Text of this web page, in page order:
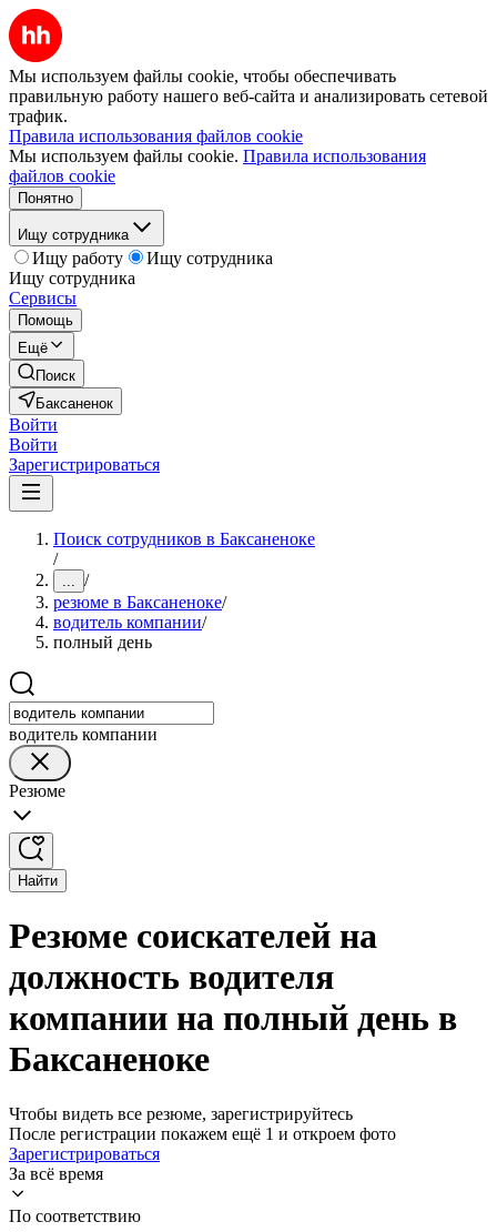
Мы используем файлы cookie, чтобы обеспечивать
правильную работу нашего веб-сайта и анализировать сетевой
трафик.
Правила использования файлов cookie
Мы используем файлы cookie. Правила использования
файлов cookie
Понятно
Ищу сотрудника
Ищу работу
Ищу сотрудника
Ищу сотрудника
Сервисы
Помощь
Ещё
Поиск
Баксаненок
Войти
Войти
Зарегистрироваться
Поиск сотрудников в Баксаненоке
/
... /
резюме в Баксаненоке/
водитель компании/
полный день
водитель компании
Резюме
Найти
Резюме соискателей на
должность водителя
компании на полный день в
Баксаненоке
Чтобы видеть все резюме, зарегистрируйтесь
После регистрации покажем ещё 1 и откроем фото
Зарегистрироваться
За всё время
По соответствию